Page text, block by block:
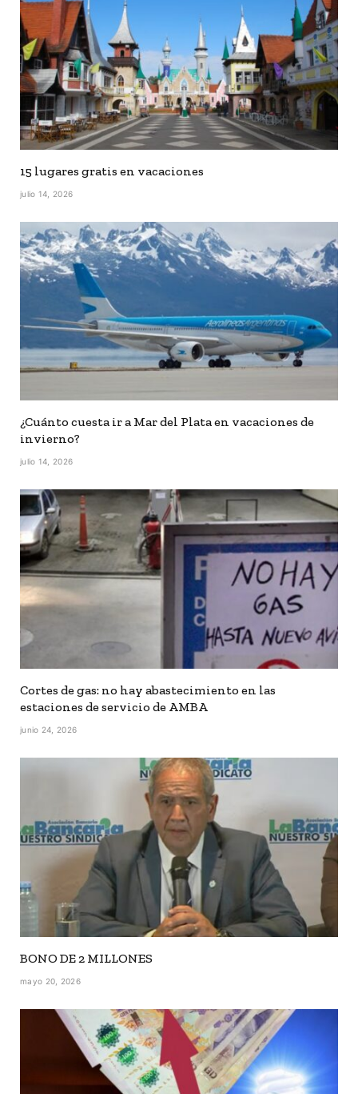
15 lugares gratis en vacaciones
julio 14, 2026
¿Cuánto cuesta ir a Mar del Plata en vacaciones de
invierno?
julio 14, 2026
Cortes de gas: no hay abastecimiento en las
estaciones de servicio de AMBA
junio 24, 2026
BONO DE 2 MILLONES
mayo 20, 2026